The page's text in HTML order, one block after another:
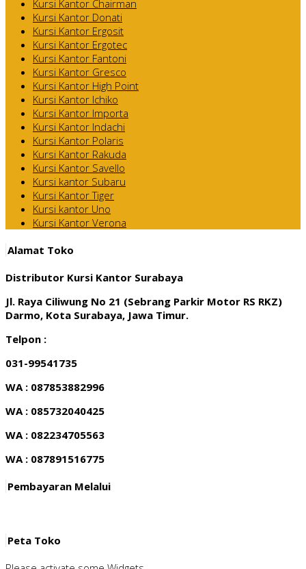
Kursi Kantor Chairman
Kursi Kantor Donati
Kursi Kantor Ergosit
Kursi Kantor Ergotec
Kursi Kantor Fantoni
Kursi Kantor Gresco
Kursi Kantor High Point
Kursi Kantor Ichiko
Kursi Kantor Importa
Kursi Kantor Indachi
Kursi Kantor Polaris
Kursi Kantor Rakuda
Kursi Kantor Savello
Kursi kantor Subaru
Kursi Kantor Tiger
Kursi kantor Uno
Kursi Kantor Verona
Alamat Toko
Distributor Kursi Kantor Surabaya
Jl. Raya Ciliwung No 21 (Sebrang Parkir Motor RS RKZ)
Darmo, Kota Surabaya, Jawa Timur.
Telpon :
031-99541735
WA : 087853882996
WA : 085732040425
WA : 082234705563
WA : 087891516775
Pembayaran Melalui
Peta Toko